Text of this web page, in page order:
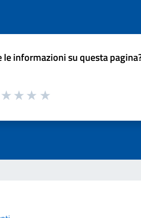
le informazioni su questa